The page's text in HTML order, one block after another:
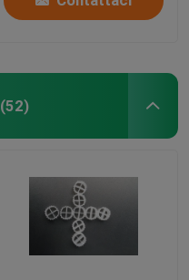
(52)